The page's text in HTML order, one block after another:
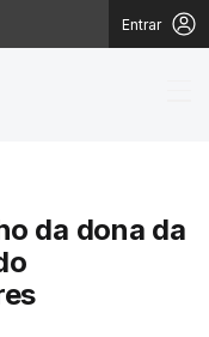
Entrar
da dona da